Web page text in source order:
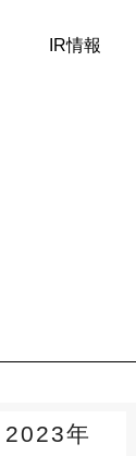
IR情報
2023年